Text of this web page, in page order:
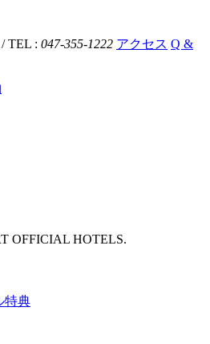
TEL : 047-355-1222 アクセス Q &
OFFICIAL HOTELS.
特典